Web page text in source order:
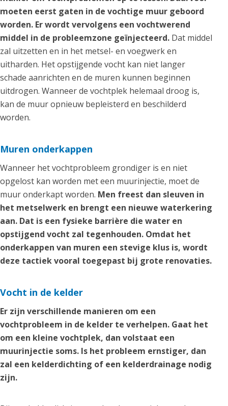
moeten eerst gaten in de vochtige muur geboord
worden. Er wordt vervolgens een vochtwerend
middel in de probleemzone geïnjecteerd. Dat middel
zal uitzetten en in het metsel- en voegwerk en
uitharden. Het opstijgende vocht kan niet langer
schade aanrichten en de muren kunnen beginnen
uitdrogen. Wanneer de vochtplek helemaal droog is,
kan de muur opnieuw bepleisterd en beschilderd
worden.
Muren onderkappen
Wanneer het vochtprobleem grondiger is en niet
opgelost kan worden met een muurinjectie, moet de
muur onderkapt worden. Men freest dan sleuven in
het metselwerk en brengt een nieuwe waterkering
aan. Dat is een fysieke barrière die water en
opstijgend vocht zal tegenhouden. Omdat het
onderkappen van muren een stevige klus is, wordt
deze tactiek vooral toegepast bij grote renovaties.
Vocht in de kelder
Er zijn verschillende manieren om een
vochtprobleem in de kelder te verhelpen. Gaat het
om een kleine vochtplek, dan volstaat een
muurinjectie soms. Is het probleem ernstiger, dan
zal een kelderdichting of een kelderdrainage nodig
zijn.